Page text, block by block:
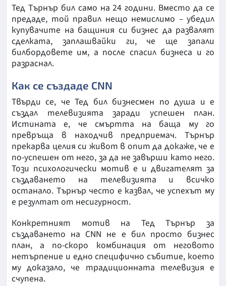
Тед Търнър бил само на 24 години. Вместо да се
предаде, той правил нещо немислимо – убедил
купувачите на бащиния си бизнес да развалят
сделката, заплашвайки ги, че ще запали
билбордовете им, а после спасил бизнеса и го
разраснал.
Как се създаде CNN
Твърди се, че Тед бил бизнесмен по душа и е
създал телевизията заради успешен план.
Истината е, че смъртта на баща му го
превръща в находчив предприемач. Търнър
прекарва целия си живот в опит да докаже, че е
по-успешен от него, за да не завърши като него.
Този психологически мотив е и двигателят за
създаването на телевизията и всичко
останало. Търнър често е казвал, че успехът му
е резултат от несигурност.
Конкретният мотив на Тед Търнър за
създаването на CNN не е бил просто бизнес
план, а по-скоро комбинация от неговото
нетърпение и едно специфично събитие, което
му доказало, че традиционната телевизия е
счупена.